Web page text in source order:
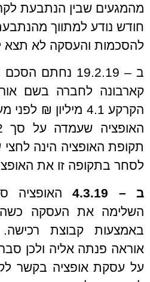
מהמגעים שבין הנתבעת
חודש נודע למתווך
להסכמות והעסקה לא תצא
ב – 19.2.19
קארבונה לחברה בשם
הקרקע 4.1 מיליון
תקופת האופציה הינה
לסחר בתקופה זו את
ב – 4.3.19
האופציה
השלימה את העסקה
באמצעות קבוצת
אוראה פנתה אליה ולכן
על עסקת אופציה בקשר